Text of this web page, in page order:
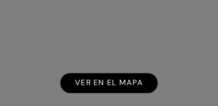
VER EN EL MAPA